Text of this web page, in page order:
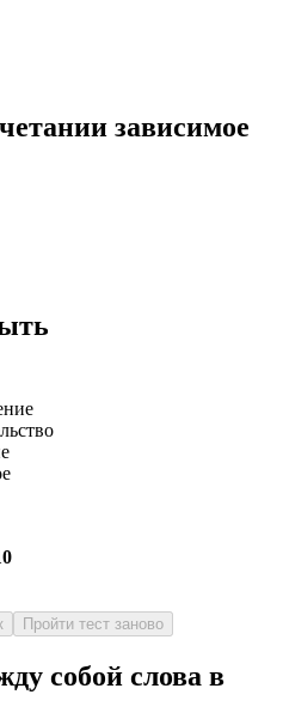
зависимое
Пройти тест заново
собой слова в